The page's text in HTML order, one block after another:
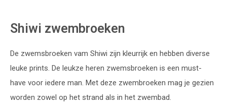
Shiwi zwembroeken
De zwemsbroeken vam Shiwi zijn kleurrijk en hebben diverse
leuke prints. De leukze heren zwemsbroeken is een must-
have voor iedere man. Met deze zwembroeken mag je gezien
worden zowel op het strand als in het zwembad.